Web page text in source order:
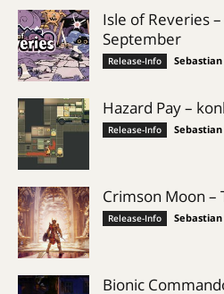
Isle of Reveries
September
Release-Info Sebastian
Hazard Pay –
Release-Info Sebastian
Crimson Moon
Release-Info Sebastian
Bionic